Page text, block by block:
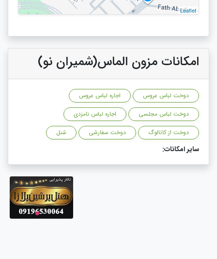
Leaflet
امکانات مزون الماس(شمیران نو)
دوخت لباس عروس
اجاره لباس عروس
دوخت لباس مجلسی
اجاره لباس نامزدی
دوخت از کاتالوگ
دوخت سفارشی شنل
سایر امکانات: